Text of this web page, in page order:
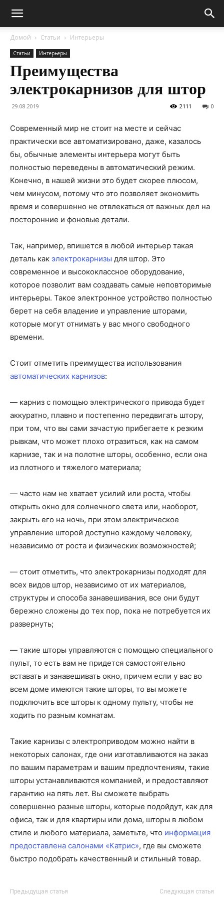
Домой Статьи Интерьеры
Статьи Интерьеры
Преимущества
электрокарнизов для штор
29.08.2019 0
2111
Современный мир не стоит на месте и сейчас
практически все автоматизировано, даже, казалось
бы, обычные элементы интерьера могут быть
полностью переведены в автоматический режим.
Конечно, в нашей жизни это будет скорее плюсом,
чем минусом, потому что это позволяет экономить
время и совершенно не отвлекаться от важных дел на
посторонние и фоновые детали.
Так, например, впишется в любой интерьер такая
деталь как электрокарнизы для штор. Это
современное и высококлассное оборудование,
которое позволит вам создавать самые неповторимые
интерьеры. Такое электронное устройство полностью
берет на себя владение и управление шторами,
которые могут отнимать у вас много свободного
времени.
Стоит отметить преимущества использования
автоматических карнизов:
— карниз с помощью электрического привода будет
аккуратно, плавно и постепенно передвигать штору,
при том, что вы сами зачастую прибегаете к резким
рывкам, что может плохо отразиться, как на самом
карнизе, так и на полотне шторы, особенно, если она
из плотного и тяжелого материала;
— часто нам не хватает усилий или роста, чтобы
открыть окно для солнечного света или, наоборот,
закрыть его на ночь, при этом электрическое
управление шторой доступно каждому человеку,
независимо от роста и физических возможностей;
— стоит отметить, что электрокарнизы подходят для
всех видов штор, независимо от их материалов,
структуры и способа занавешивания, все они будут
бережно сложены до тех пор, пока не потребуется их
развернуть;
— такие шторы управляются с помощью специального
пульт, то есть вам не придется самостоятельно
вставать и занавешивать окно, причем если у вас во
всем доме имеются такие шторы, то вы можете
подключить все шторы к одному пульту, чтобы не
ходить по разным комнатам.
Такие карнизы с электроприводом можно найти в
некоторых салонах, где они изготавливаются на заказ
по вашим параметрам и вашим предпочтениям, такие
шторы устанавливаются компанией, и предоставляют
гарантию на пять лет. Вы сможете выбрать
совершенно разные шторы, которые подойдут, как для
офиса, так и для квартиры или дома, шторы в любом
стиле и любого материала, заметьте, что информация
предоставлена салонами «Катрис», где вы сможете
быстро подобрать качественный и стильный товар.
Предыдущая статья Следующая статья